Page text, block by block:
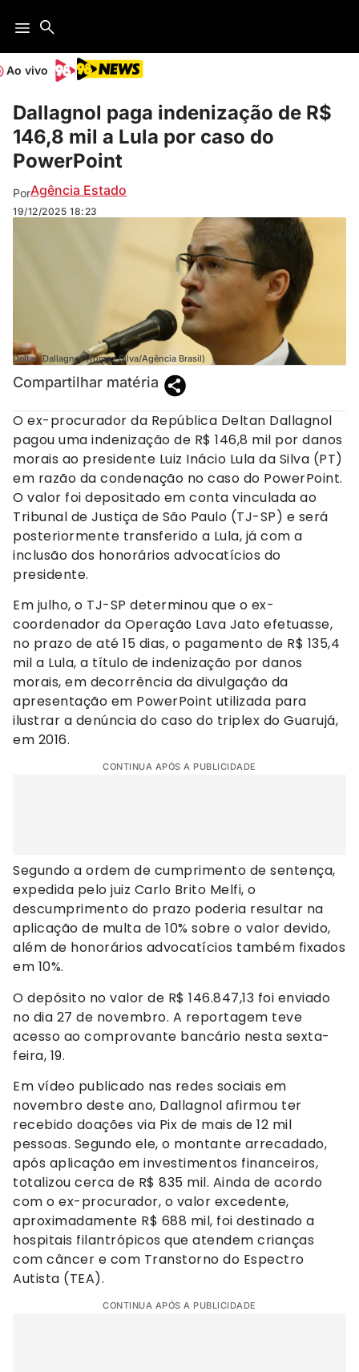
Ao vivo
Dallagnol paga indenização de R$
146,8 mil a Lula por caso do
PowerPoint
PorAgência Estado
19/12/2025 18:23
Deltan Dallagnol (Tomaz Silva/Agência Brasil)
Compartilhar matéria
O ex-procurador da República Deltan Dallagnol
pagou uma indenização de R$ 146,8 mil por danos
morais ao presidente Luiz Inácio Lula da Silva (PT)
em razão da condenação no caso do PowerPoint.
O valor foi depositado em conta vinculada ao
Tribunal de Justiça de São Paulo (TJ-SP) e será
posteriormente transferido a Lula, já com a
inclusão dos honorários advocatícios do
presidente.
Em julho, o TJ-SP determinou que o ex-
coordenador da Operação Lava Jato efetuasse,
no prazo de até 15 dias, o pagamento de R$ 135,4
mil a Lula, a título de indenização por danos
morais, em decorrência da divulgação da
apresentação em PowerPoint utilizada para
ilustrar a denúncia do caso do triplex do Guarujá,
em 2016.
CONTINUA APÓS A PUBLICIDADE
Segundo a ordem de cumprimento de sentença,
expedida pelo juiz Carlo Brito Melfi, o
descumprimento do prazo poderia resultar na
aplicação de multa de 10% sobre o valor devido,
além de honorários advocatícios também fixados
em 10%.
O depósito no valor de R$ 146.847,13 foi enviado
no dia 27 de novembro. A reportagem teve
acesso ao comprovante bancário nesta sexta-
feira, 19.
Em vídeo publicado nas redes sociais em
novembro deste ano, Dallagnol afirmou ter
recebido doações via Pix de mais de 12 mil
pessoas. Segundo ele, o montante arrecadado,
após aplicação em investimentos financeiros,
totalizou cerca de R$ 835 mil. Ainda de acordo
com o ex-procurador, o valor excedente,
aproximadamente R$ 688 mil, foi destinado a
hospitais filantrópicos que atendem crianças
com câncer e com Transtorno do Espectro
Autista (TEA).
CONTINUA APÓS A PUBLICIDADE